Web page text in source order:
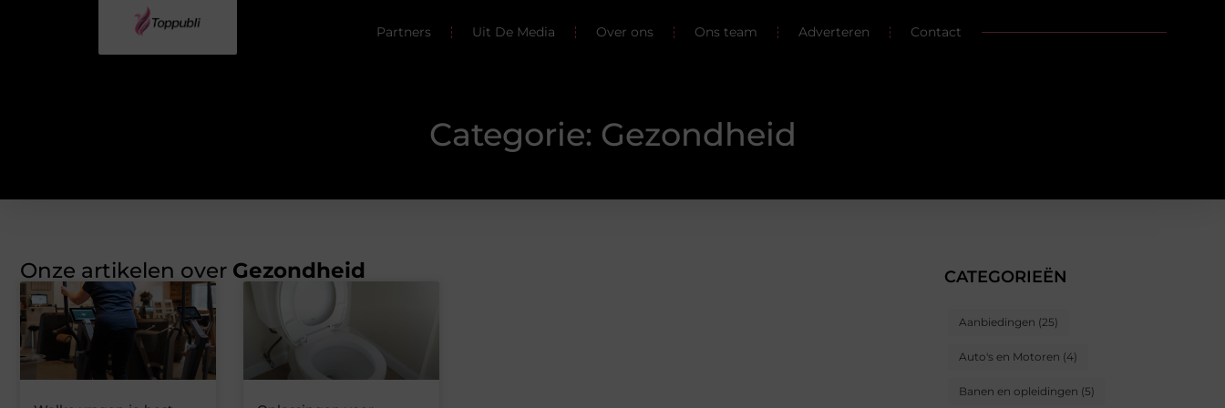
Partners Uit De Media Over ons Ons team Adverteren Contact
Categorie: Gezondheid
Onze artikelen over Gezondheid CATEGORIEËN
Aanbiedingen (25)
Auto's en Motoren (4)
Banen en opleidingen (5)